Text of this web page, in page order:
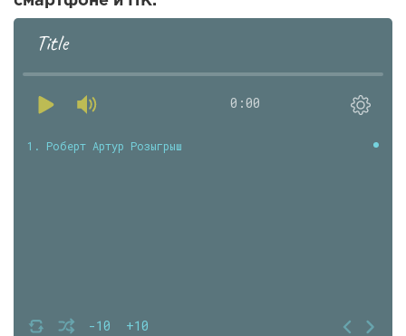
Title
0:00
-10 +10
1. Роберт Артур Розыгрыш